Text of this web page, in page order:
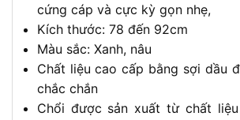
cứng cáp và cực kỳ gọn nhẹ,
Kích thước: 78 đến 92cm
Màu sắc: Xanh, nâu
Chất liệu cao cấp bằng sợi dầu
chắc chắn
Chổi được sản xuất từ chất